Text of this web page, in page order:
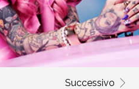
Successivo